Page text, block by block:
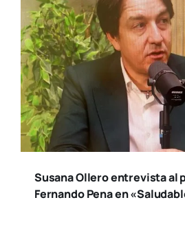
Susana Ollero entrevista al
Fernando Pena en